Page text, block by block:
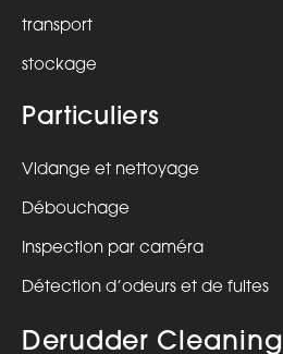
transport
stockage
Particuliers
Vidange et nettoyage
Débouchage
Inspection par caméra
Détection d’odeurs et de fuites
Derudder Cleaning